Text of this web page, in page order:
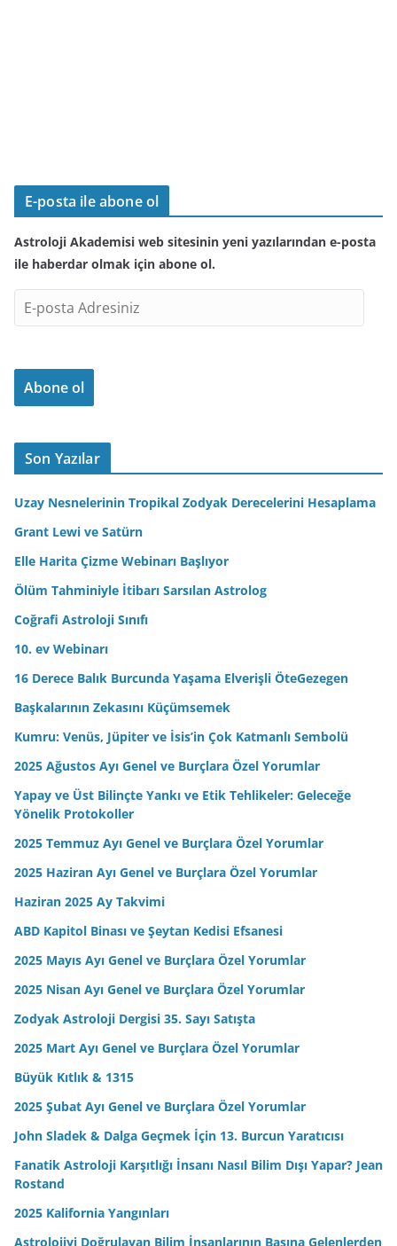
E-posta ile abone ol
Astroloji Akademisi web sitesinin yeni yazılarından e-posta
ile haberdar olmak için abone ol.
-
o
t
d
r
i
n
Abone ol
Son Yazılar
Uzay Nesnelerinin Tropikal Zodyak Derecelerini Hesaplama
Grant Lewi ve Satürn
Elle Harita Çizme Webinarı Başlıyor
Ölüm Tahminiyle İtibarı Sarsılan Astrolog
Coğrafi Astroloji Sınıfı
10. ev Webinarı
16 Derece Balık Burcunda Yaşama Elverişli ÖteGezegen
Başkalarının Zekasını Küçümsemek
Kumru: Venüs, Jüpiter ve İsis’in Çok Katmanlı Sembolü
2025 Ağustos Ayı Genel ve Burçlara Özel Yorumlar
Yapay ve Üst Bilinçte Yankı ve Etik Tehlikeler: Geleceğe
Yönelik Protokoller
2025 Temmuz Ayı Genel ve Burçlara Özel Yorumlar
2025 Haziran Ayı Genel ve Burçlara Özel Yorumlar
Haziran 2025 Ay Takvimi
ABD Kapitol Binası ve Şeytan Kedisi Efsanesi
2025 Mayıs Ayı Genel ve Burçlara Özel Yorumlar
2025 Nisan Ayı Genel ve Burçlara Özel Yorumlar
Zodyak Astroloji Dergisi 35. Sayı Satışta
2025 Mart Ayı Genel ve Burçlara Özel Yorumlar
Büyük Kıtlık & 1315
2025 Şubat Ayı Genel ve Burçlara Özel Yorumlar
John Sladek & Dalga Geçmek İçin 13. Burcun Yaratıcısı
Fanatik Astroloji Karşıtlığı İnsanı Nasıl Bilim Dışı Yapar? Jean
Rostand
2025 Kalifornia Yangınları
Astrolojiyi Doğrulayan Bilim İnsanlarının Başına Gelenlerden